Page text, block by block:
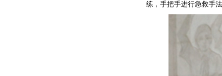
练，手把手进行急救手